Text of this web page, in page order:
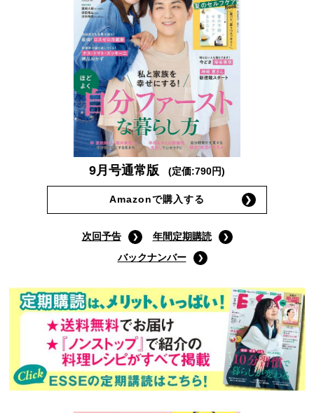
9月号通常版 (定価:790円)
Amazonで購入する
次回予告
年間定期購読
バックナンバー